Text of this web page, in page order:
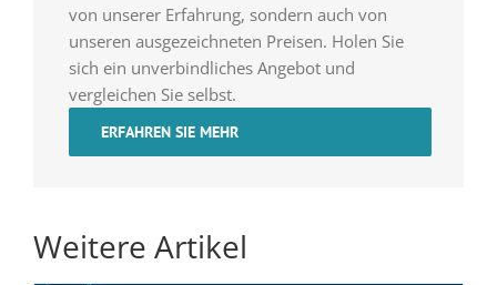
von unserer Erfahrung, sondern auch von
unseren ausgezeichneten Preisen. Holen Sie
sich ein unverbindliches Angebot und
vergleichen Sie selbst.
ERFAHREN SIE MEHR
Weitere Artikel